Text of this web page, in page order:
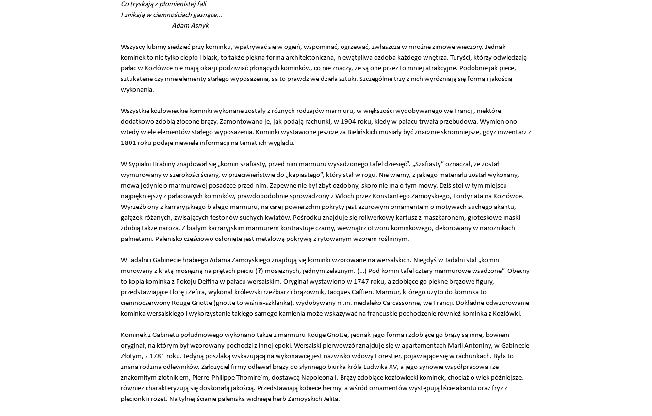
Co tryskają z płomienistej fali
I znikają w ciemnościach gasnące...
Adam Asnyk
Wszyscy lubimy siedzieć przy kominku, wpatrywać się w ogień, wspominać, ogrzewać, zwłaszcza w mroźne zimowe wieczory. Jednak
kominek to nie tylko ciepło i blask, to także piękna forma architektoniczna, niewątpliwa ozdoba każdego wnętrza. Turyści, którzy odwiedzają
pałac w Kozłówce nie mają okazji podziwiać płonących kominków, co nie znaczy, że są one przez to mniej atrakcyjne. Podobnie jak piece,
sztukaterie czy inne elementy stałego wyposażenia, są to prawdziwe dzieła sztuki. Szczególnie trzy z nich wyróżniają się formą i jakością
wykonania.
Wszystkie kozłowieckie kominki wykonane zostały z różnych rodzajów marmuru, w większości wydobywanego we Francji, niektóre
dodatkowo zdobią złocone brązy. Zamontowano je, jak podają rachunki, w 1904 roku, kiedy w pałacu trwała przebudowa. Wymieniono
wtedy wiele elementów stałego wyposażenia. Kominki wystawione jeszcze za Bielińskich musiały być znacznie skromniejsze, gdyż inwentarz z
1801 roku podaje niewiele informacji na temat ich wyglądu.
W Sypialni Hrabiny znajdował się „komin szafiasty, przed nim marmuru wysadzonego tafel dziesięć”. „Szafiasty” oznaczał, że został
wymurowany w szerokości ściany, w przeciwieństwie do „kapiastego”, który stał w rogu. Nie wiemy, z jakiego materiału został wykonany,
mowa jedynie o marmurowej posadzce przed nim. Zapewne nie był zbyt ozdobny, skoro nie ma o tym mowy. Dziś stoi w tym miejscu
najpiękniejszy z pałacowych kominków, prawdopodobnie sprowadzony z Włoch przez Konstantego Zamoyskiego, I ordynata na Kozłówce.
Wyrzeźbiony z karraryjskiego białego marmuru, na całej powierzchni pokryty jest ażurowym ornamentem o motywach suchego akantu,
gałązek różanych, zwisających festonów suchych kwiatów. Pośrodku znajduje się rollwerkowy kartusz z maszkaronem, groteskowe maski
zdobią także naroża. Z białym karraryjskim marmurem kontrastuje czarny, wewnątrz otworu kominkowego, dekorowany w narożnikach
palmetami. Palenisko częściowo osłonięte jest metalową pokrywą z rytowanym wzorem roślinnym.
W Jadalni i Gabinecie hrabiego Adama Zamoyskiego znajdują się kominki wzorowane na wersalskich. Niegdyś w Jadalni stał „komin
murowany z kratą mosiężną na prętach pięciu (?) mosiężnych, jednym żelaznym. (…) Pod komin tafel cztery marmurowe wsadzone”. Obecny
to kopia kominka z Pokoju Delfina w pałacu wersalskim. Oryginał wystawiono w 1747 roku, a zdobiące go piękne brązowe figury,
przedstawiające Florę i Zefira, wykonał królewski rzeźbiarz i brązownik, Jacques Caffieri. Marmur, którego użyto do kominka to
ciemnoczerwony Rouge Griotte (griotte to wiśnia-szklanka), wydobywany m.in. niedaleko Carcassonne, we Francji. Dokładne odwzorowanie
kominka wersalskiego i wykorzystanie takiego samego kamienia może wskazywać na francuskie pochodzenie również kominka z Kozłówki.
Kominek z Gabinetu południowego wykonano także z marmuru Rouge Griotte, jednak jego forma i zdobiące go brązy są inne, bowiem
oryginał, na którym był wzorowany pochodzi z innej epoki. Wersalski pierwowzór znajduje się w apartamentach Marii Antoniny, w Gabinecie
Złotym, z 1781 roku. Jedyną poszlaką wskazującą na wykonawcę jest nazwisko wdowy Forestier, pojawiające się w rachunkach. Była to
znana rodzina odlewników. Założyciel firmy odlewał brązy do słynnego biurka króla Ludwika XV, a jego synowie współpracowali ze
znakomitym złotnikiem, Pierre-Philippe Thomire’m, dostawcą Napoleona I. Brązy zdobiące kozłowiecki kominek, chociaż o wiek późniejsze,
również charakteryzują się doskonałą jakością. Przedstawiają kobiece hermy, a wśród ornamentów występują liście akantu oraz fryz z
plecionki i rozet. Na tylnej ścianie paleniska widnieje herb Zamoyskich Jelita.